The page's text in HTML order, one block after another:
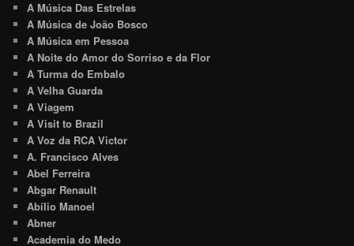
A Música Das Estrelas
A Música de João Bosco
A Música em Pessoa
A Noite do Amor do Sorriso e da Flor
A Turma do Embalo
A Velha Guarda
A Viagem
A Visit to Brazil
A Voz da RCA Victor
A. Francisco Alves
Abel Ferreira
Abgar Renault
Abílio Manoel
Abner
Academia do Medo